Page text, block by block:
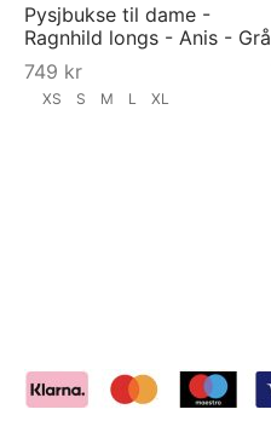
Pysjbukse til dame -
Ragnhild longs - Anis - Grå
749 kr
XS S M L XL